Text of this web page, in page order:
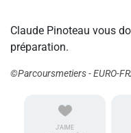
Claude Pinoteau vous
préparation.
©Parcoursmetiers - EURO-
J'AIME